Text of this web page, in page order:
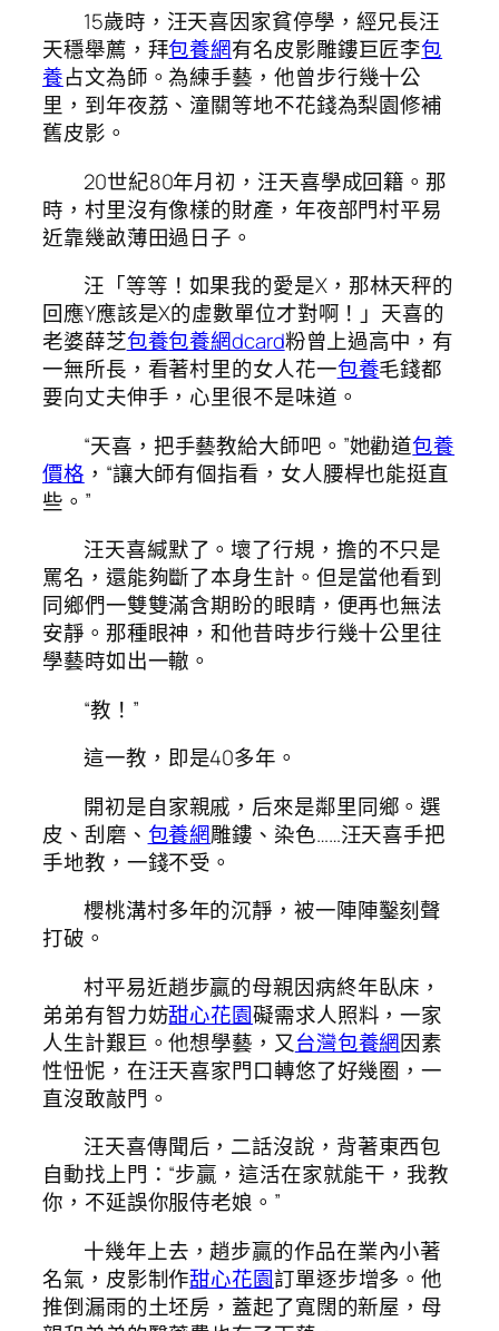
15歲時，汪天喜因家貧停學，經兄長汪
天穩舉薦，拜包養網有名皮影雕鏤巨匠李包
養占文為師。為練手藝，他曾步行幾十公
里，到年夜荔、潼關等地不花錢為梨園修補
舊皮影。
20世紀80年月初，汪天喜學成回籍。那
時，村里沒有像樣的財產，年夜部門村平易
近靠幾畝薄田過日子。
汪「等等！如果我的愛是X，那林天秤的
回應Y應該是X的虛數單位才對啊！」天喜的
老婆薛芝包養包養網dcard粉曾上過高中，有
一無所長，看著村里的女人花一包養毛錢都
要向丈夫伸手，心里很不是味道。
“天喜，把手藝教給大師吧。”她勸道包養
價格 ，“讓大師有個指看，女人腰桿也能挺直
些。”
汪天喜緘默了。壞了行規，擔的不只是
罵名，還能夠斷了本身生計。但是當他看到
同鄉們一雙雙滿含期盼的眼睛，便再也無法
安靜。那種眼神，和他昔時步行幾十公里往
學藝時如出一轍。
“教！”
這一教，即是40多年。
開初是自家親戚，后來是鄰里同鄉。選
皮、刮磨、 包養網雕鏤、染色……汪天喜手把
手地教，一錢不受。
櫻桃溝村多年的沉靜，被一陣陣鑿刻聲
打破。
村平易近趙步贏的母親因病終年臥床，
弟弟有智力妨甜心花園礙需求人照料，一家
人生計艱巨。他想學藝，又台灣包養網因素
性忸怩，在汪天喜家門口轉悠了好幾圈，一
直沒敢敲門。
汪天喜傳聞后，二話沒說，背著東西包
自動找上門：“步贏，這活在家就能干，我教
你，不延誤你服侍老娘。”
十幾年上去，趙步贏的作品在業內小著
名氣，皮影制作甜心花園訂單逐步增多。他
推倒漏雨的土坯房，蓋起了寬闊的新屋，母